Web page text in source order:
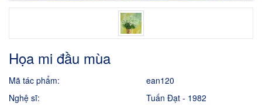
Họa mi đầu mùa
Mã tác phẩm:
ean120
Nghệ sĩ:
Tuấn Đạt - 1982